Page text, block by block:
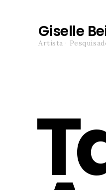
Giselle
Artista ·